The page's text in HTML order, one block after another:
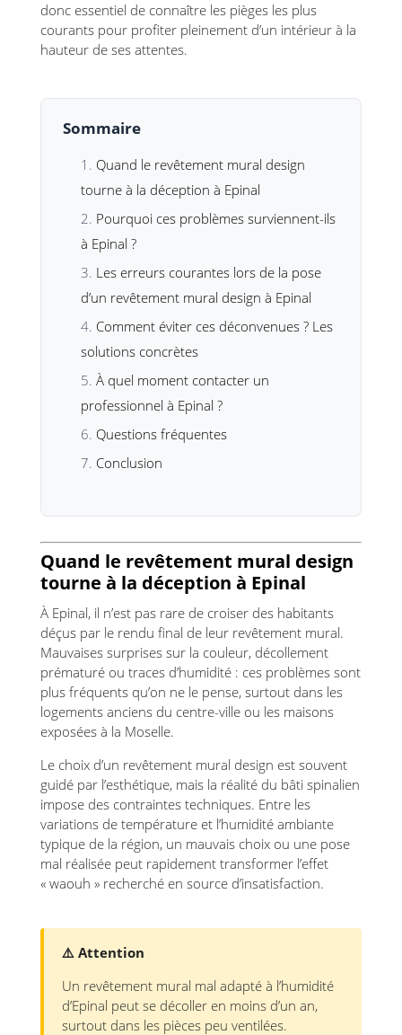
donc essentiel de connaître les pièges les plus
courants pour profiter pleinement d’un intérieur à la
hauteur de ses attentes.
Sommaire
Quand le revêtement mural design
tourne à la déception à Epinal
Pourquoi ces problèmes surviennent-ils
à Epinal ?
Les erreurs courantes lors de la pose
d’un revêtement mural design à Epinal
Comment éviter ces déconvenues ? Les
solutions concrètes
À quel moment contacter un
professionnel à Epinal ?
Questions fréquentes
Conclusion
Quand le revêtement mural design
tourne à la déception à Epinal
À Epinal, il n’est pas rare de croiser des habitants
déçus par le rendu final de leur revêtement mural.
Mauvaises surprises sur la couleur, décollement
prématuré ou traces d’humidité : ces problèmes sont
plus fréquents qu’on ne le pense, surtout dans les
logements anciens du centre-ville ou les maisons
exposées à la Moselle.
Le choix d’un revêtement mural design est souvent
guidé par l’esthétique, mais la réalité du bâti spinalien
impose des contraintes techniques. Entre les
variations de température et l’humidité ambiante
typique de la région, un mauvais choix ou une pose
mal réalisée peut rapidement transformer l’effet
« waouh » recherché en source d’insatisfaction.
⚠️ Attention
Un revêtement mural mal adapté à l’humidité
d’Epinal peut se décoller en moins d’un an,
surtout dans les pièces peu ventilées.